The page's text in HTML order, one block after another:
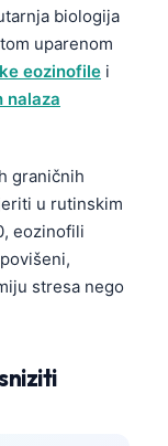
biologija
uparenom
eozinofile i
nalaza
graničnih
u rutinskim
eozinofili
stresa nego